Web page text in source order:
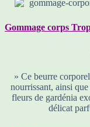
Gommage corps
» Ce beurre
nourrissant, ainsi
fleurs de gardénia
délicat